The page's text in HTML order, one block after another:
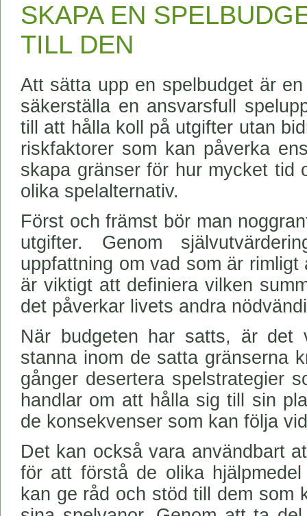
SKAPA EN
TILL DEN
Att sätta upp en spelbudget är
säkerställa en ansvarsfull
till att hålla koll på utgifter utan
riskfaktorer som kan påverka
skapa gränser för hur mycket tid
olika spelalternativ.
Först och främst bör man
utgifter. Genom
uppfattning om vad som är
är viktigt att definiera vilken
det påverkar livets andra
När budgeten har satts, är
stanna inom de satta gränserna
gånger desertera spelstrategier
handlar om att hålla sig till sin
de konsekvenser som kan följa
Det kan också vara användbart
för att förstå de olika
kan ge råd och stöd till dem som